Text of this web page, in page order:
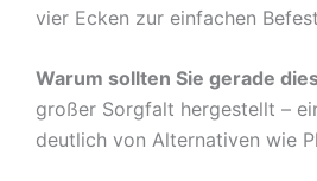
vier Ecken zur einfachen
Warum sollten Sie gerade
großer Sorgfalt hergestellt –
deutlich von Alternativen wie